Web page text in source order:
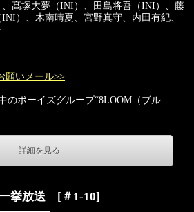
髙塚大夢（INI）、田島将吾（INI）、藤
）、木南晴夏、宮野真守、内田有紀、
願いメール>>
のボーイズグループ“8LOOM（ブル…
詳細を見る
挙放送 [＃1-10]